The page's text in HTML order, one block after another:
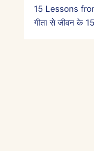
15 Lessons
गीता से जीवन के